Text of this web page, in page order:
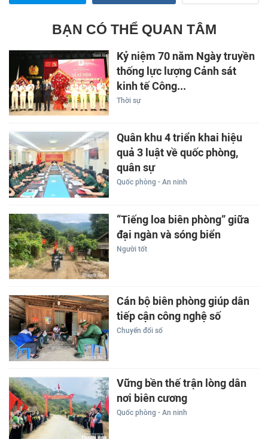
BẠN CÓ THỂ QUAN TÂM
Kỷ niệm 70 năm Ngày truyền
thống lực lượng Cảnh sát
kinh tế Công...
Thời sự
Quân khu 4 triển khai hiệu
quả 3 luật về quốc phòng,
quân sự
Quốc phòng - An ninh
“Tiếng loa biên phòng” giữa
đại ngàn và sóng biển
Người tốt
Cán bộ biên phòng giúp dân
tiếp cận công nghệ số
Chuyển đổi số
Vững bền thế trận lòng dân
nơi biên cương
Quốc phòng - An ninh